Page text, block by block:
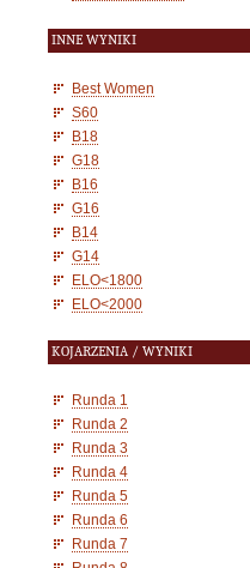
INNE WYNIKI
Best Women
S60
B18
G18
B16
G16
B14
G14
ELO<1800
ELO<2000
KOJARZENIA / WYNIKI
Runda 1
Runda 2
Runda 3
Runda 4
Runda 5
Runda 6
Runda 7